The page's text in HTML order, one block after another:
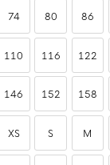
74 80 86
110 116 122
146 152 158
XS S M